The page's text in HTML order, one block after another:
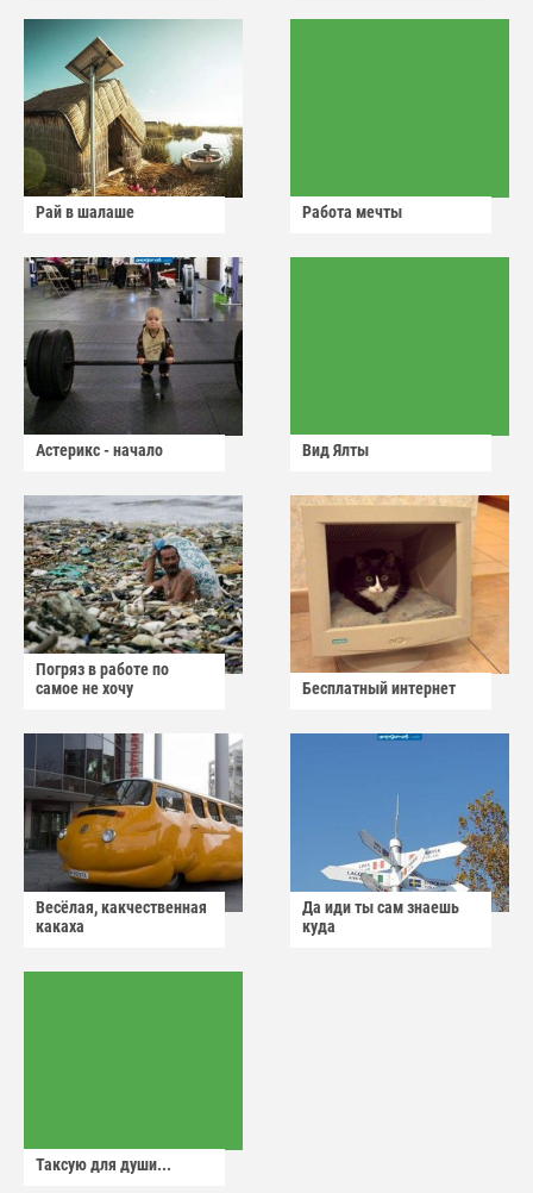
Рай в шалаше Работа мечты
Астерикс - начало Вид Ялты
Погряз в работе по
самое не хочу
Бесплатный интернет
Весёлая, какчественная
какаха
Да иди ты сам знаешь
куда
Таксую для души...